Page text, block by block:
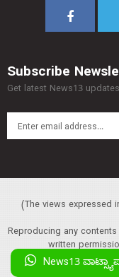
News13
Subscribe
Get latest News13
(The views expressed
Reproducing any
written
Copyright :©